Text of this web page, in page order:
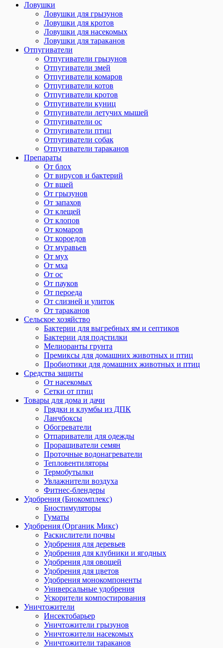
Ловушки
Ловушки для грызунов
Ловушки для кротов
Ловушки для насекомых
Ловушки для тараканов
Отпугиватели
Отпугиватели грызунов
Отпугиватели змей
Отпугиватели комаров
Отпугиватели котов
Отпугиватели кротов
Отпугиватели куниц
Отпугиватели летучих мышей
Отпугиватели ос
Отпугиватели птиц
Отпугиватели собак
Отпугиватели тараканов
Препараты
От блох
От вирусов и бактерий
От вшей
От грызунов
От запахов
От клещей
От клопов
От комаров
От короедов
От муравьев
От мух
От мха
От ос
От пауков
От пероеда
От слизней и улиток
От тараканов
Сельское хозяйство
Бактерии для выгребных ям и септиков
Бактерии для подстилки
Мелиоранты грунта
Премиксы для домашних животных и птиц
Пробиотики для домашних животных и птиц
Средства защиты
От насекомых
Сетки от птиц
Товары для дома и дачи
Грядки и клумбы из ДПК
Ланчбоксы
Обогреватели
Отпариватели для одежды
Проращиватели семян
Проточные водонагреватели
Тепловентиляторы
Термобутылки
Увлажнители воздуха
Фитнес-блендеры
Удобрения (Биокомплекс)
Биостимуляторы
Гуматы
Удобрения (Органик Микс)
Раскислители почвы
Удобрения для деревьев
Удобрения для клубники и ягодных
Удобрения для овощей
Удобрения для цветов
Удобрения монокомпоненты
Универсальные удобрения
Ускорители компостирования
Уничтожители
Инсектобарьер
Уничтожители грызунов
Уничтожители насекомых
Уничтожители тараканов